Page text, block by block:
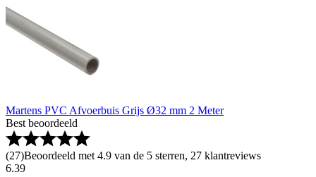
Martens PVC Afvoerbuis Grijs Ø32 mm 2 Meter
Best beoordeeld
(27)Beoordeeld met 4.9 van de 5 sterren, 27 klantreviews
6.39